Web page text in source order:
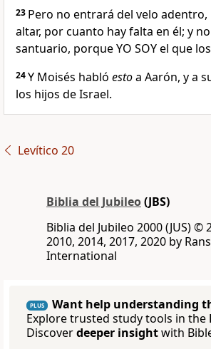
23 Pero no entrará del velo adentro,
altar, por cuanto hay falta en él; y
santuario, porque YO SOY el que
24Y Moisés habló estoa Aarón, y a
los hijos de Israel.
Levítico 20
Biblia del Jubileo(JBS)
Biblia del Jubileo 2000 (JUS) ©
2010, 2014, 2017, 2020 by
International
PLUS
Want help understanding
Explore trusted study tools in the
Discoverdeeper insightwith